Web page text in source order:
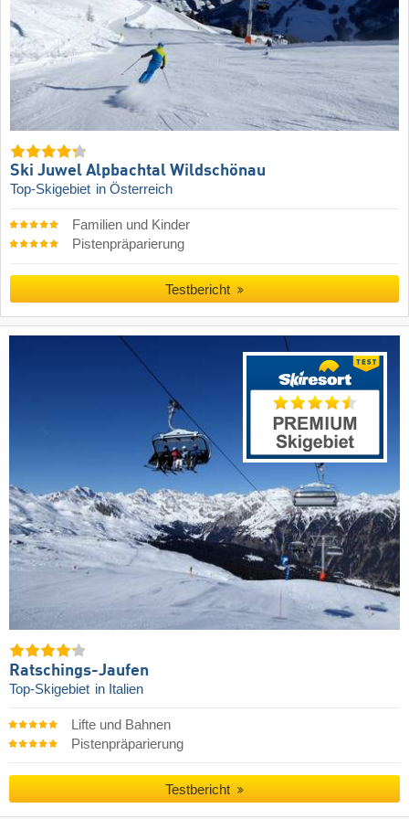
Ski Juwel Alpbachtal Wildschönau
Top-Skigebiet in Österreich
Familien und Kinder
Pistenpräparierung
Testbericht
Ratschings-Jaufen
Top-Skigebiet in Italien
Lifte und Bahnen
Pistenpräparierung
Testbericht